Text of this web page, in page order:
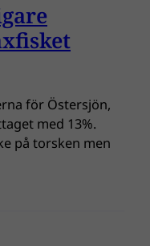
för Östersjön,
med 13%.
på torsken men